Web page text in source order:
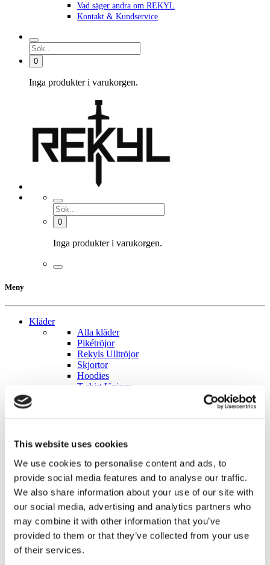
This website uses cookies
We use cookies to personalise content and ads, to
provide social media features and to analyse our traffic.
We also share information about your use of our site with
our social media, advertising and analytics partners who
may combine it with other information that you’ve
provided to them or that they’ve collected from your use
of their services.
Vad säger andra om REKYL
Kontakt & Kundservice
0
Inga produkter i varukorgen.
0
Inga produkter i varukorgen.
Meny
Kläder
Alla kläder
Pikétröjor
Rekyls Ulltröjor
Skjortor
Hoodies
T-shirt Unisex
T-shirt Women’s
Alla fyskläder
Herr
Kortärmat
Långärmat
Shorts
Tights
Dam
Kortärmat